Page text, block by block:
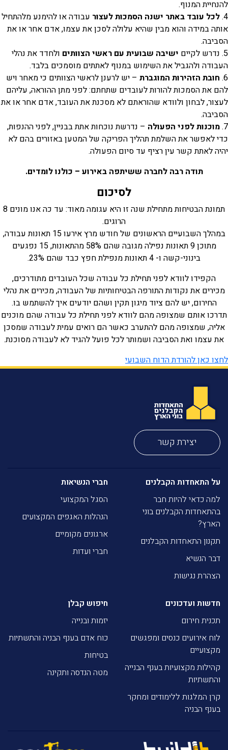
להנחיית המנוף.
4. לכל עובד באתר ישנה הסמכות לעצור עבודה או להימנע מלהתחיל
אותה במידה והוא מבין שהיא עלולה לסכן את עצמו, אדם אחר או את
הסביבה.
5. נדרש לקיים
ישיבה שבועית עם ראשי הצוותים ולחדד את נהלי
העבודה ולהגביל את השימוש במנוף לאתתים מוסמכים בלבד.
6. חובת הזהירות המוגברת – יש לרענן לראשי הצוותים כי מאחר ויש
להם את הסמכות להורות לעובדים שתחתם: לפני מתן ההוראה, עליהם
לעצור, לבחון ולוודא שהוראתם לא מסכנת את העובד, אדם אחר או את
הסביבה.
7. מוכנות לפני הפעולה – נדרשת נוכחות אתת בבניין, לפני ההנפות,
כדי לאפשר את השלמת תהליך הפריקה של המטען באזורים בהם לא
יהיה לאתת קשר עין רציף עד סיום הפעולה.
תודה רבה לחברה ששיתפה באירוע – כולנו לומדים.
לסיכום
תמונת הבטיחות מתחילת שנה זו היא עגומה מאוד: עד כה אנו מונים 8
הרוגים.
במהלך השבועיים הראשונים של חודש מרץ אירעו 15 תאונות עבודה,
מתוכן 9 תאונות נפילה מגובה שהם 58% מהתאונות, 15 נפגעים
בינוני-קשה ו- 4 תאונות מנפילת חפץ כבד שהם 23%.
הקפידו לוודא לפני תחילת כל עבודה שכל העובדים מתודרכים,
מכירים את נקודות התורפה הבטיחותיות של העבודה, מכירים את נהלי
החירום, יש להם ציוד מיגון תקין ושהם יודעים איך להשתמש בו.
תדרכו אותם שמצופה מהם לוודא לפני תחילת כל עבודה שהם מוכנים
אליה, שמצופה מהם להתערב כאשר הם רואים עמית לעבודה שמסכן
את עצמו ואת הסביבה ושמותר לכל פועל להגיד לא לעבודה מסוכנת.
לחצו כאן להורדת הדוח השבועי
יצירת קשר
על התאחדות הקבלנים
למה כדאי להיות חבר
בהתאחדות הקבלנים בוני
הארץ?
תקנון התאחדות הקבלנים
דבר הנשיא
הצהרת נגישות
חברי הנשיאות
הסגל המקצועי
הנהלות האגפים המקצועים
ארגונים מקומיים
חברי ועדות
חדשות ועדכונים
תכנית חירום
לוח אירועים כנסים ומפגשים
מקצועיים
קהילות מקצועיות בענף הבנייה
והתשתיות
קרן המלגות ללימודים ומחקר
בענף הבניה
חיפוש קבלן
יזמות ובנייה
כוח אדם בענף הבניה והתשתיות
בטיחות
מטה הנדסה ותקינה